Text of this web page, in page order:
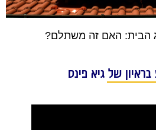
הבית: האם זה משתלם?
של גיא פינס